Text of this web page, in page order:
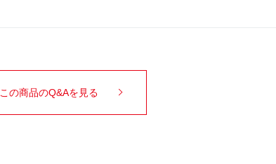
この商品のQ&Aを見る